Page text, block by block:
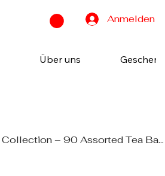
Anmelden
Über uns
Lovare "Fest Tea Set" Collection – 90 Assorted Tea Bags